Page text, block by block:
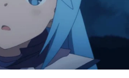
derrota devastadora que
a la reconstrucción
imagen.
presenciarán el